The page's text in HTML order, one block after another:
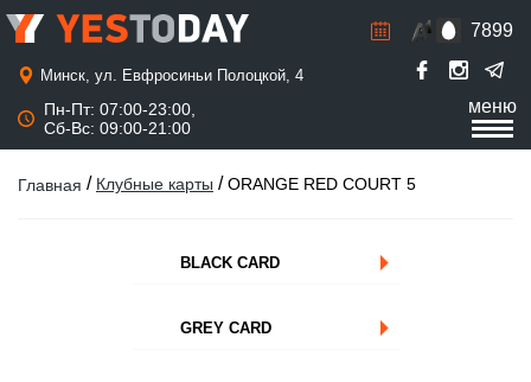
меню
Минск, ул. Евфросиньи Полоцкой, 4
Пн-Пт: 07:00-23:00,
Сб-Вс: 09:00-21:00
7899
Р
н
Главная / Клубные карты /ORANGE RED COURT 5
BLACK CARD
GREY CARD